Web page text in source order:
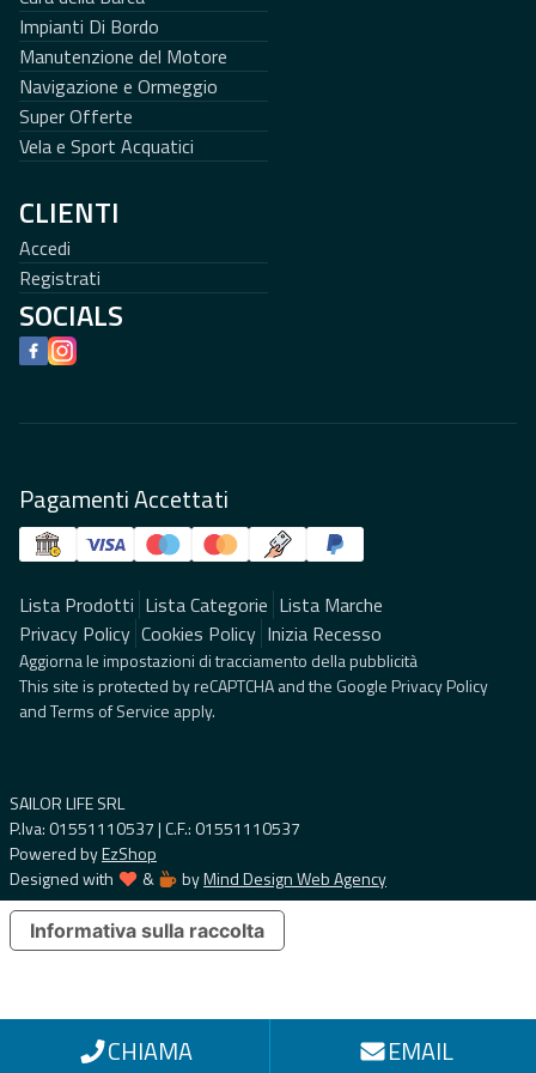
Impianti Di Bordo
Manutenzione del Motore
Navigazione e Ormeggio
Super Offerte
Vela e Sport Acquatici
CLIENTI
Accedi
Registrati
SOCIALS
Facebook
Instagram
Pagamenti Accettati
Lista Prodotti Lista Categorie Lista Marche
Privacy Policy Cookies Policy Inizia Recesso
Aggiorna le impostazioni di tracciamento della pubblicità
This site is protected by reCAPTCHA and the GooglePrivacy Policy
andTerms of Service apply.
SAILOR LIFE SRL
P.Iva: 01551110537 | C.F.: 01551110537
Powered byEzShop
Designed with
& byMind Design Web Agency
CHIAMA EMAIL
Informativa sulla raccolta